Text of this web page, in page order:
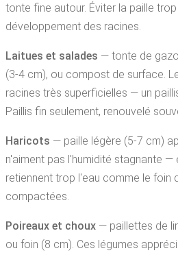
tonte fine autour. Éviter la paille
développement des racines.
Laitues et salades — tonte de
(3-4 cm), ou compost de surface.
racines très superficielles — un
Paillis fin seulement, renouvelé
Haricots — paille légère (5-7 cm)
n'aiment pas l'humidité stagnante —
retiennent trop l'eau comme le foin
compactées.
Poireaux et choux — paillettes de
ou foin (8 cm). Ces légumes